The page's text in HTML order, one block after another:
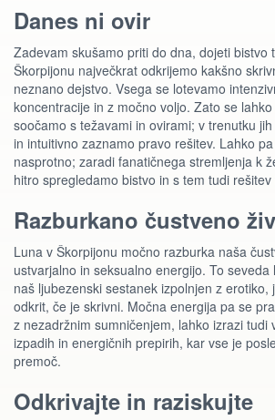
Danes ni ovir
Zadevam skušamo priti do dna, dojeti bistvo
Škorpijonu največkrat odkrijemo kakšno
neznano dejstvo. Vsega se lotevamo
koncentracije in z močno voljo. Zato se
soočamo s težavami in ovirami; v trenutku
in intuitivno zaznamo pravo rešitev. Lahko
nasprotno; zaradi fanatičnega stremljenja k
hitro spregledamo bistvo in s tem tudi rešitev
Razburkano čustveno
Luna v Škorpijonu močno razburka naša
ustvarjalno in seksualno energijo. To
naš ljubezenski sestanek izpolnjen z erotiko,
odkrit, če je skrivni. Močna energija pa se
z nezadržnim sumničenjem, lahko izrazi tudi
izpadih in energičnih prepirih, kar vse je
premoč.
Odkrivajte in raziskujte